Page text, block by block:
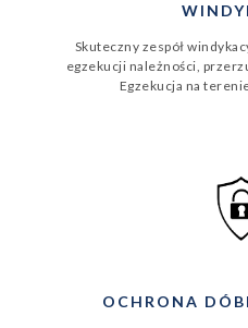
Skuteczny zespół
egzekucji należności,
Egzekucja na
OCHRONA